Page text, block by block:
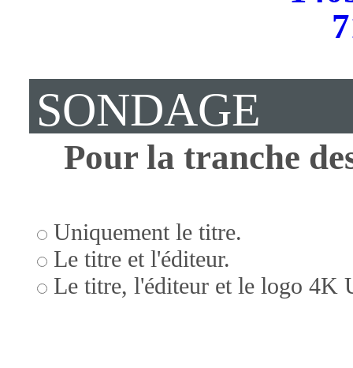
SONDAGE
Pour la tranche
Uniquement le titre.
Le titre et l'éditeur.
Le titre, l'éditeur et le logo 4K